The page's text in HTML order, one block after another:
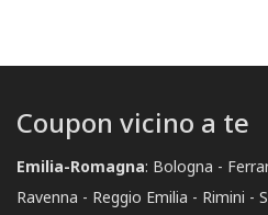
Coupon vicino a te
Emilia-Romagna: Bologna
Ravenna
Reggio Emilia Rimini